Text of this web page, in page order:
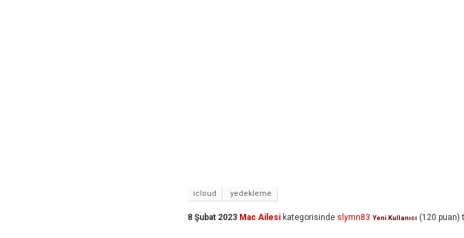
icloud yedekleme
8 Şubat 2023 Mac Ailesi kategorisinde slymn83 Yeni Kullanıcı (120 puan)